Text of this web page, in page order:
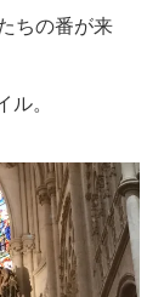
ちの番が来
ル。